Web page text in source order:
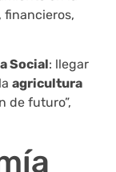
financieros,
Social: llegar
agricultura
de futuro”,